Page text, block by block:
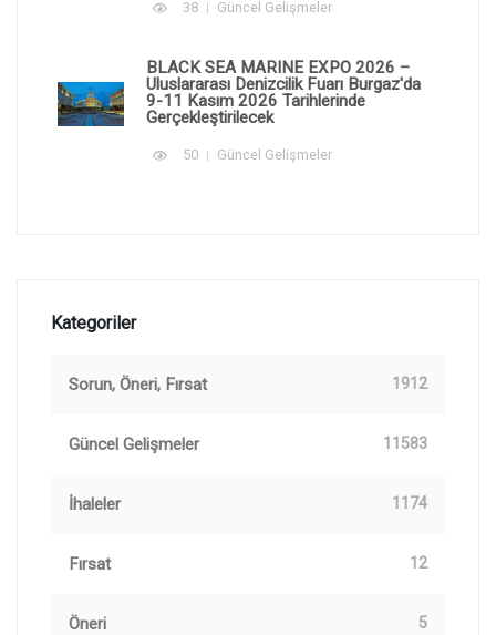
38 Güncel Gelişmeler
BLACK SEA MARINE EXPO 2026 –
Uluslararası Denizcilik Fuarı Burgaz'da
9-11 Kasım 2026 Tarihlerinde
Gerçekleştirilecek
50 Güncel Gelişmeler
Kategoriler
Sorun, Öneri, Fırsat 1912
Güncel Gelişmeler 11583
İhaleler 1174
Fırsat 12
Öneri 5